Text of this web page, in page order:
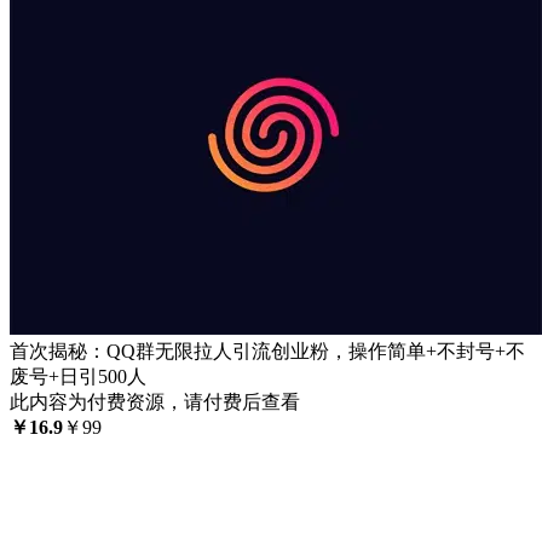
首次揭秘：QQ群无限拉人引流创业粉，操作简单+不封号+不
废号+日引500人
此内容为付费资源，请付费后查看
￥16.9 ￥99